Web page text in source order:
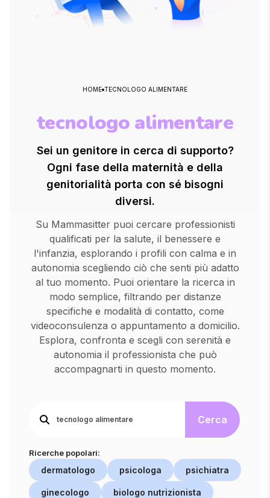
HOME TECNOLOGO ALIMENTARE
tecnologo alimentare
Sei un genitore in cerca di supporto?
Ogni fase della maternità e della
genitorialità porta con sé bisogni
diversi.
Su Mammasitter puoi cercare professionisti
qualificati per la salute, il benessere e
l'infanzia, esplorando i profili con calma e in
autonomia scegliendo ciò che senti più adatto
al tuo momento. Puoi orientare la ricerca in
modo semplice, filtrando per distanze
specifiche e modalità di contatto, come
videoconsulenza o appuntamento a domicilio.
Esplora, confronta e scegli con serenità e
autonomia il professionista che può
accompagnarti in questo momento.
Cerca
Ricerche popolari:
dermatologo psicologa psichiatra
ginecologo biologo nutrizionista